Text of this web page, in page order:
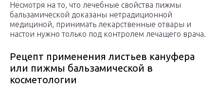
Несмотря на то, что лечебные свойства пижмы
бальзамической доказаны нетрадиционной
медициной, принимать лекарственные отвары и
настои нужно только под контролем лечащего врача.
Рецепт применения листьев кануфера
или пижмы бальзамической в
косметологии